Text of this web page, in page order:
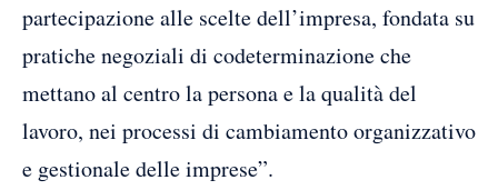
partecipazione alle scelte dell’impresa, fondata su
pratiche negoziali di codeterminazione che
mettano al centro la persona e la qualità del
lavoro, nei processi di cambiamento organizzativo
e gestionale delle imprese”.